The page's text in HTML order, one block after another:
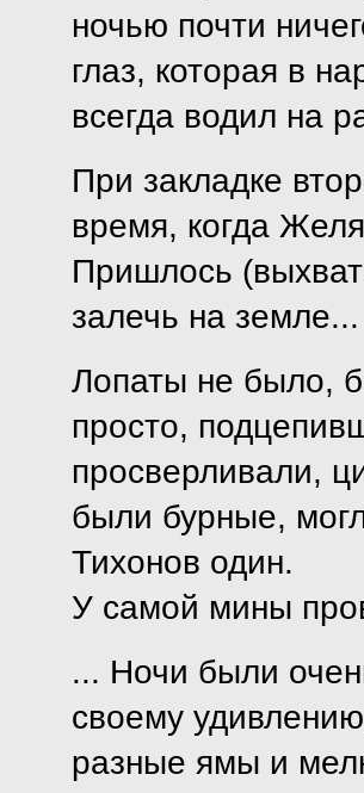
ночью почти
глаз, которая в
всегда водил на
При закладке
время, когда
Пришлось
залечь на земле...
Лопаты не было,
просто,
просверливали,
были бурные,
Тихонов один.
У самой мины
... Ночи были
своему
разные ямы и